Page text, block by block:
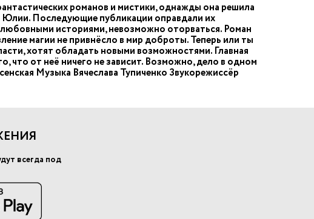
романов и мистики, однажды она решила
Юлии. Последующие публикации оправдали их
историями, невозможно оторваться. Роман
магии не привнёсло в мир доброты. Теперь или ты
хотят обладать новыми возможностями. Главная
что от неё ничего не зависит. Возможно, дело в одном
Музыка Вячеслава Тупиченко Звукорежиссёр
всегда под